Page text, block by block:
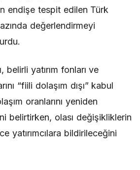
endişe tespit edilen Türk
değerlendirmeyi
belirli yatırım fonları ve
“fiili dolaşım dışı” kabul
oranlarını yeniden
belirtirken, olası değişikliklerin
yatırımcılara bildirileceğini